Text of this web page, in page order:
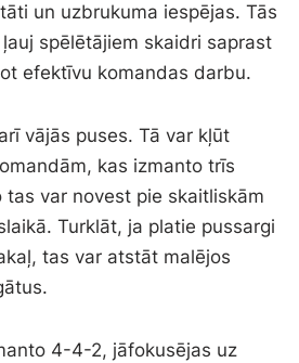
un uzbrukuma iespējas. Tās
spēlētājiem skaidri saprast
efektīvu komandas darbu.
vājās puses. Tā var kļūt
kas izmanto trīs
tas var novest pie skaitliskām
Turklāt, ja platie pussargi
tas var atstāt malējos
4-4-2, jāfokusējas uz